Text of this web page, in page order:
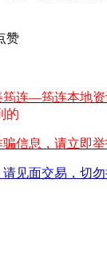
赞
筠连—筠连本地
的
信息，请立即举
见面交易，切